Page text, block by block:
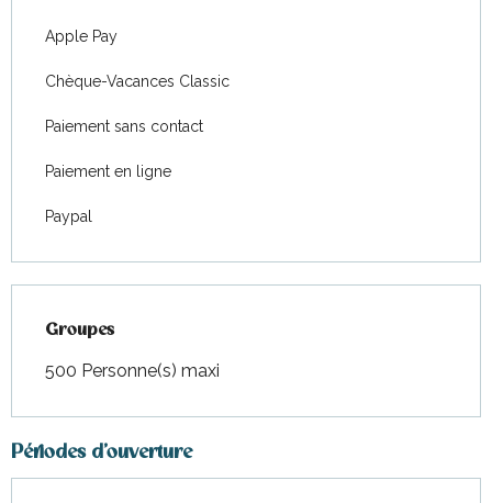
Apple Pay
Chèque-Vacances Classic
Paiement sans contact
Paiement en ligne
Paypal
Groupes
Groupes
500 Personne(s) maxi
Périodes d'ouverture